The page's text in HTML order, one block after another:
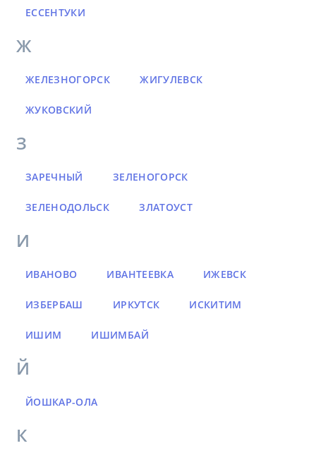
ЕССЕНТУКИ
Ж
ЖЕЛЕЗНОГОРСК ЖИГУЛЕВСК
ЖУКОВСКИЙ
З
ЗАРЕЧНЫЙ ЗЕЛЕНОГОРСК
ЗЕЛЕНОДОЛЬСК ЗЛАТОУСТ
И
ИВАНОВО ИВАНТЕЕВКА ИЖЕВСК
ИЗБЕРБАШ ИРКУТСК ИСКИТИМ
ИШИМ ИШИМБАЙ
Й
ЙОШКАР-ОЛА
К